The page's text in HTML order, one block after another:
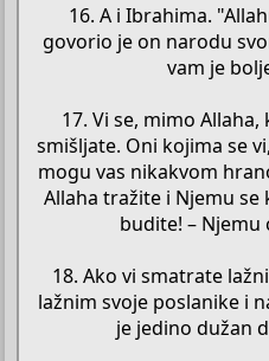
16. A i Ibrahima.
govorio je on narodu
vam je
17. Vi se, mimo
smišljate. Oni kojima se
mogu vas nikakvom
Allaha tražite i Njemu se
budite! – Njemu
18. Ako vi smatrate
lažnim svoje poslanike i
je jedino dužan